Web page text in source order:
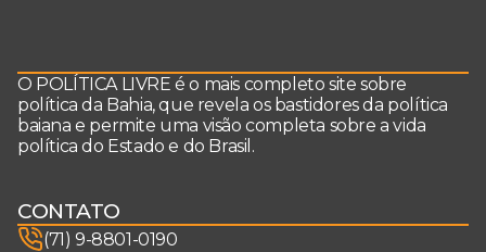
O POLÍTICA LIVRE é o mais completo site sobre
política da Bahia, que revela os bastidores da política
baiana e permite uma visão completa sobre a vida
política do Estado e do Brasil.
CONTATO
(71) 9-8801-0190